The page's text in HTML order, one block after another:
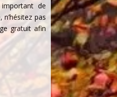
de
n’hésitez pas
gratuit afin